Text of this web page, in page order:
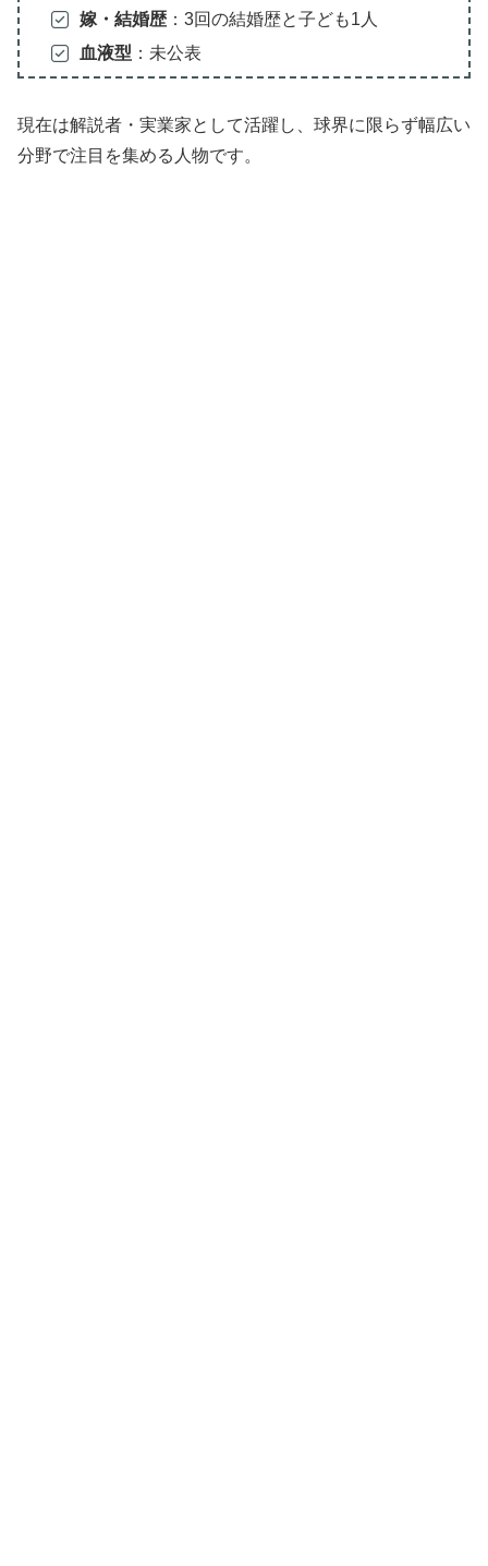
嫁・結婚歴：3回の結婚歴と子ども1人
血液型 ：未公表
現在は解説者・実業家として活躍し、球界に限らず幅広い
分野で注目を集める人物です。